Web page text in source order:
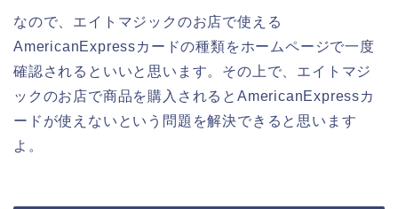
なので、エイトマジックのお店で使える
AmericanExpressカードの種類をホームページで一度
確認されるといいと思います。その上で、エイトマジ
ックのお店で商品を購入されるとAmericanExpressカ
ードが使えないという問題を解決できると思います
よ。